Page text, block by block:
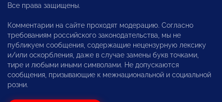
Все права защищены.
Комментарии на сайте проходят модерацию. Согласно
требованиям российского законодательства, мы не
публикуем сообщения, содержащие нецензурную лексику
и/или оскорбления, даже в случае замены букв точками,
тире и любыми иными символами. Не допускаются
сообщения, призывающие к межнациональной и социальной
розни.